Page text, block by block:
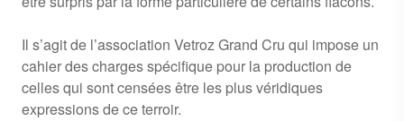
Il s’agit de l’association Vetroz Grand Cru qui impose un
cahier des charges spécifique pour la production de
celles qui sont censées être les plus véridiques
expressions de ce terroir.